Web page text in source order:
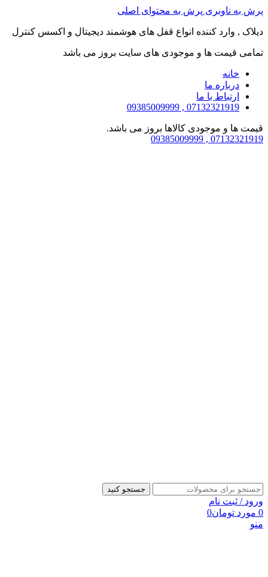
پرش به ناوبری پرش به محتوای اصلی
دیلاک , وارد کننده انواع قفل های هوشمند دیجیتال و اکسس کنترل
تمامی قیمت ها و موجودی های سایت بروز می باشد
خانه
درباره ما
ارتباط با ما
07132321919 , 09385009999
قیمت ها و موجودی کالاها بروز می باشد.
07132321919 , 09385009999
جستجو کنید
ورود / ثبت نام
0 مورد تومان0
منو